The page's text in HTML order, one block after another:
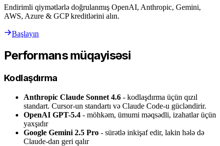
Endirimli qiymətlərlə doğrulanmış OpenAI, Anthropic, Gemini,
AWS, Azure & GCP kreditlərini alın.
Başlayın
Performans müqayisəsi
Kodlaşdırma
Anthropic Claude Sonnet 4.6 - kodlaşdırma üçün qızıl
standart. Cursor-un standartı və Claude Code-u gücləndirir.
OpenAI GPT-5.4 - möhkəm, ümumi məqsədli, izahatlar üçün
yaxşıdır
Google Gemini 2.5 Pro - sürətlə inkişaf edir, lakin hələ də
Claude-dan geri qalır